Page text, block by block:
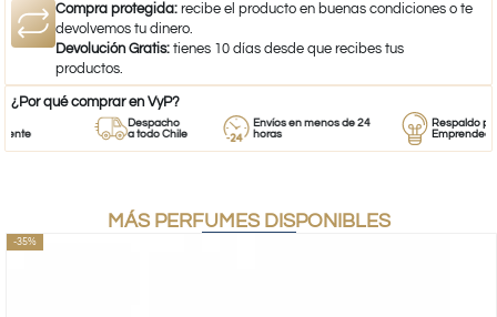
Compra protegida: recibe el producto en buenas condiciones o te
devolvemos tu dinero.
Devolución Gratis: tienes 10 días desde que recibes tus
productos.
¿Por qué comprar en VyP?
Despacho
a todo Chile
Envíos en menos de 24
horas
Respaldo para
MÁS PERFUMES DISPONIBLES
-35%